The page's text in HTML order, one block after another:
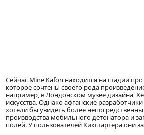
Сейчас Mine Kafon находится на стадии
которое сочтены своего рода
например, в Лондонском музее дизайна,
искусства. Однако афганские
хотели бы увидеть более
производства мобильного детонатора и
полей. У пользователей Кикстартера они